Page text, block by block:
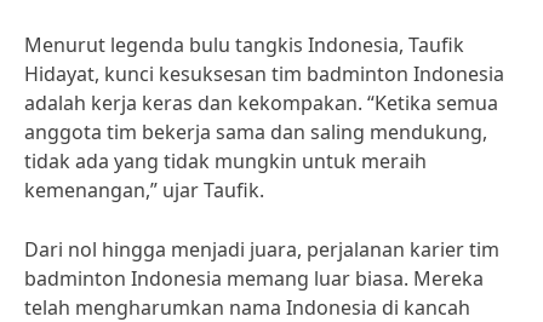
Menurut legenda bulu tangkis Indonesia, Taufik
Hidayat, kunci kesuksesan tim badminton Indonesia
adalah kerja keras dan kekompakan. “Ketika semua
anggota tim bekerja sama dan saling mendukung,
tidak ada yang tidak mungkin untuk meraih
kemenangan,” ujar Taufik.
Dari nol hingga menjadi juara, perjalanan karier tim
badminton Indonesia memang luar biasa. Mereka
telah mengharumkan nama Indonesia di kancah